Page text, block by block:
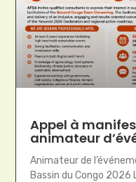
Appel à
animateur
Animateur de
Bassin du Congo 2026